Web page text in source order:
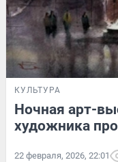
КУЛЬТУРА
Ночная арт-
художника
22 февраля, 2026, 22:01